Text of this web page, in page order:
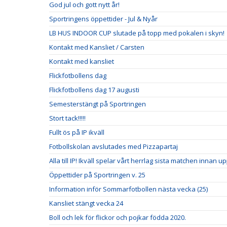
God jul och gott nytt år!
Sportringens öppettider - Jul & Nyår
LB HUS INDOOR CUP slutade på topp med pokalen i skyn!
Kontakt med Kansliet / Carsten
Kontakt med kansliet
Flickfotbollens dag
Flickfotbollens dag 17 augusti
Semesterstängt på Sportringen
Stort tack!!!!!
Fullt ös på IP ikväll
Fotbollskolan avslutades med Pizzapartaj
Alla till IP! Ikväll spelar vårt herrlag sista matchen innan
Öppettider på Sportringen v. 25
Information inför Sommarfotbollen nästa vecka (25)
Kansliet stängt vecka 24
Boll och lek för flickor och pojkar födda 2020.